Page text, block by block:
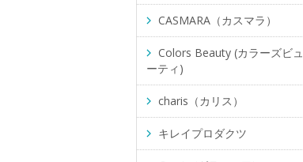
CASMARA（カスマラ）
Colors Beauty (カラーズビュ
ーティ)
charis（カリス）
キレイプロダクツ